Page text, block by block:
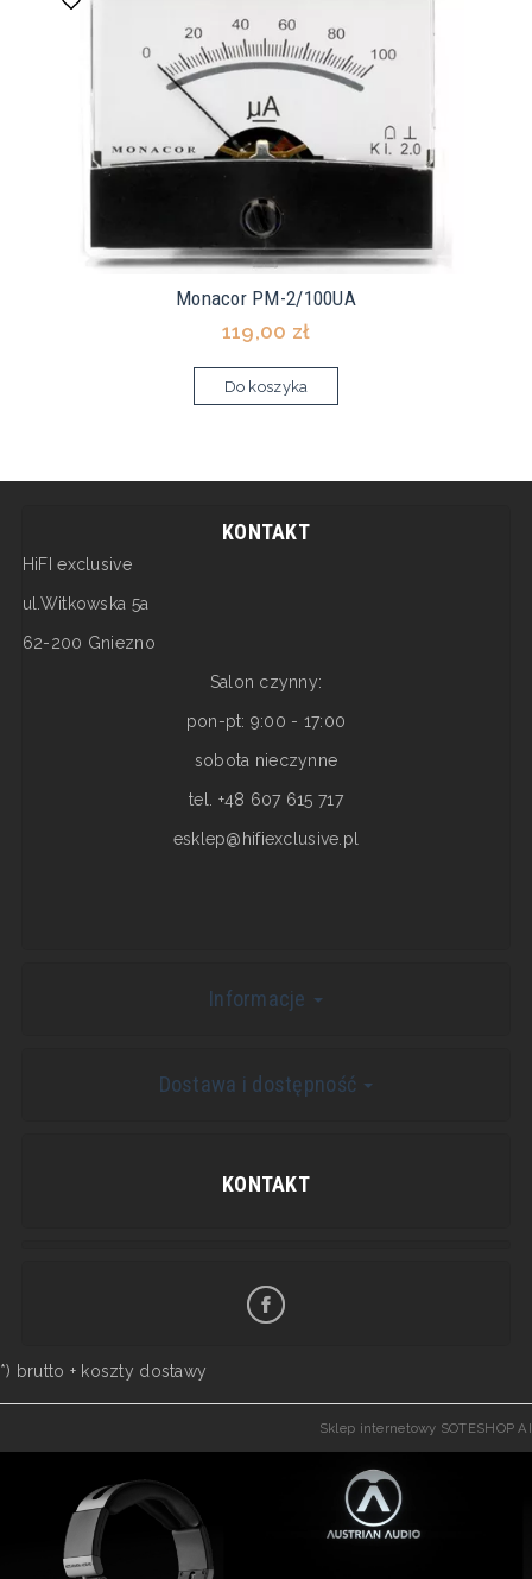
Monacor PM-2/100UA
119,00 zł
Do koszyka
KONTAKT
HiFI exclusive
ul.Witkowska 5a
62-200 Gniezno
Salon czynny:
pon-pt: 9:00 - 17:00
sobota nieczynne
tel. +48 607 615 717
esklep@hifiexclusive.pl
Informacje
Dostawa i dostępność
KONTAKT
*) brutto + koszty dostawy
Sklep internetowy SOTESHOP AI